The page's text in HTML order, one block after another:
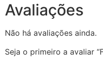
Avaliações
Não há avaliações ainda.
Seja o primeiro a avaliar